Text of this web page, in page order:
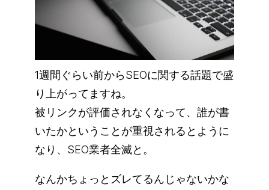
1週間ぐらい前からSEOに関する話題で盛
り上がってますね。
被リンクが評価されなくなって、誰が書
いたかということが重視されるとように
なり、SEO業者全滅と。
なんかちょっとズレてるんじゃないかな